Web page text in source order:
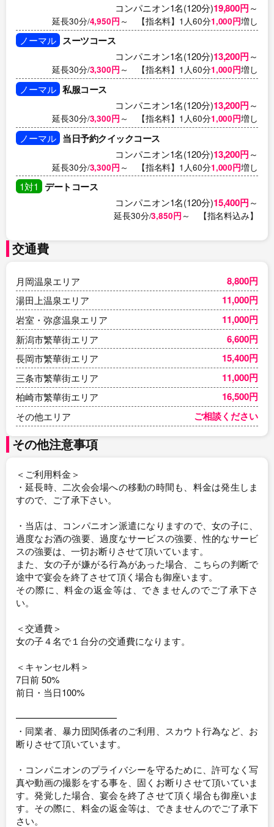
コンパニオン1名(120分)19,800円～
延長30分/4,950円 ～ 【指名料】1人60分1,000円増し
ノーマル スーツコース
コンパニオン1名(120分)13,200円～
延長30分/3,300円 ～ 【指名料】1人60分1,000円増し
ノーマル 私服コース
コンパニオン1名(120分)13,200円～
延長30分/3,300円 ～ 【指名料】1人60分1,000円増し
ノーマル 当日予約クイックコース
コンパニオン1名(120分)13,200円～
延長30分/3,300円 ～ 【指名料】1人60分1,000円増し
1対1 デートコース
コンパニオン1名(120分)15,400円～
延長30分/3,850円 ～ 【指名料込み】
交通費
月岡温泉エリア 8,800円
湯田上温泉エリア 11,000円
岩室・弥彦温泉エリア 11,000円
新潟市繁華街エリア 6,600円
長岡市繁華街エリア 15,400円
三条市繁華街エリア 11,000円
柏崎市繁華街エリア 16,500円
その他エリア ご相談ください
その他注意事項
＜ご利用料金＞
・延長時、二次会会場への移動の時間も、料金は発生しま
すので、ご了承下さい。
・当店は、コンパニオン派遣になりますので、女の子に、
過度なお酒の強要、過度なサービスの強要、性的なサービ
スの強要は、一切お断りさせて頂いています。
また、女の子が嫌がる行為があった場合、こちらの判断で
途中で宴会を終了させて頂く場合も御座います。
その際に、料金の返金等は、できませんのでご了承下さ
い。
＜交通費＞
女の子４名で１台分の交通費になります。
＜キャンセル料＞
7日前 50%
前日・当日100%
━━━━━━━━━━━
・同業者、暴力団関係者のご利用、スカウト行為など、お
断りさせて頂いています。
・コンパニオンのプライバシーを守るために、許可なく写
真や動画の撮影をする事を、固くお断りさせて頂いていま
す。発覚した場合、宴会を終了させて頂く場合も御座いま
す。その際に、料金の返金等は、できませんのでご了承下
さい。